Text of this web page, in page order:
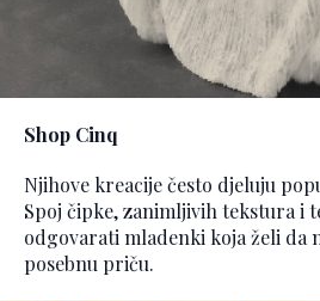
Shop Cinq
Njihove kreacije često djeluju
Spoj čipke, zanimljivih tekstura i
odgovarati mladenki koja želi da
posebnu priču.